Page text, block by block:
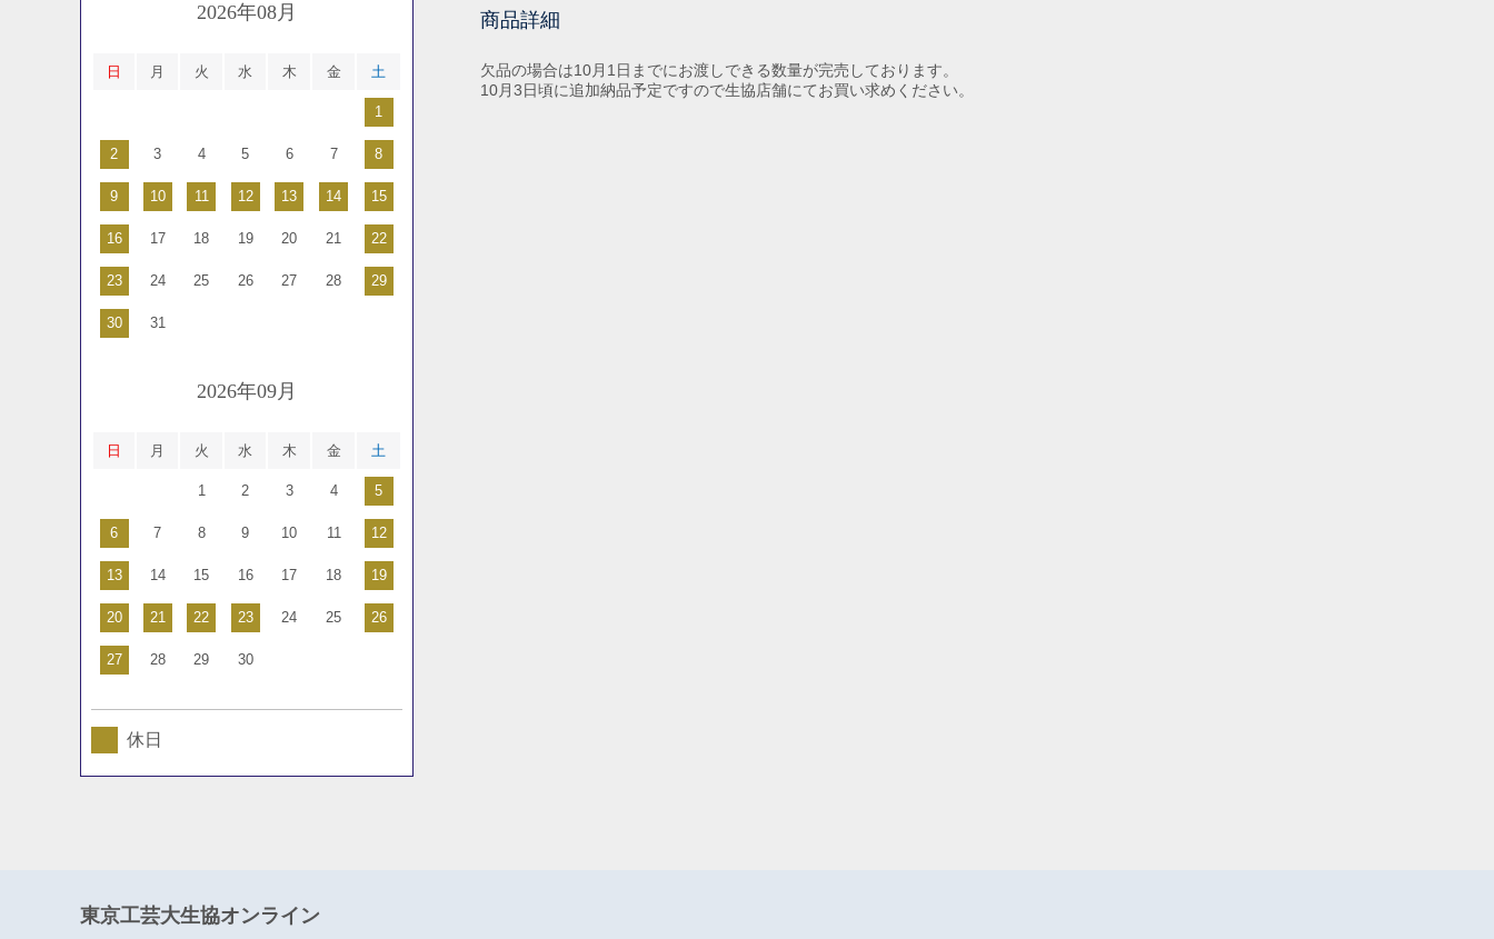
商品詳細
欠品の場合は10月1日までにお渡しできる数量が完売しております。
10月3日頃に追加納品予定ですので生協店舗にてお買い求めください。
2026年08月
日 月 火 水 木 金 土
1
2 3 4 5 6 7 8
9 10 11 12 13 14 15
16 17 18 19 20 21 22
23 24 25 26 27 28 29
30 31
2026年09月
日 月 火 水 木 金 土
1 2 3 4 5
6 7 8 9 10 11 12
13 14 15 16 17 18 19
20 21 22 23 24 25 26
27 28 29 30
休日
東京工芸大生協オンライン